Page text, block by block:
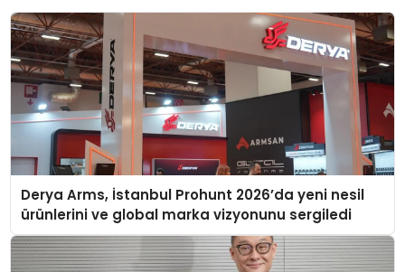
Derya Arms, İstanbul Prohunt 2026’da yeni nesil
ürünlerini ve global marka vizyonunu sergiledi